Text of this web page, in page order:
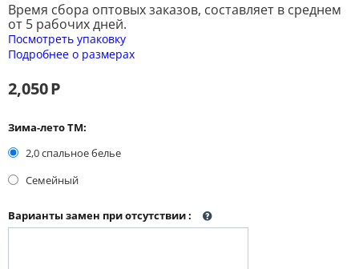
Время сбора оптовых заказов, составляет в среднем
от 5 рабочих дней.
Посмотреть упаковку
Подробнее о размерах
2,050Р
Зима-лето ТМ:
2,0 спальное белье
Семейный
Варианты замен при отсутствии: